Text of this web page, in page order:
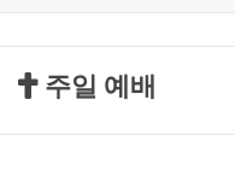
주일 예배